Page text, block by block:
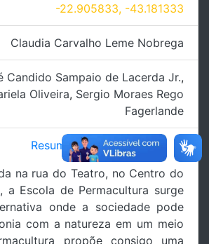
-22.905833, -43.181333
Claudia Carvalho Leme Nobrega
Candido Sampaio de Lacerda Jr.,
Oliveira, Sergio Moraes Rego
Fagerlande
Resumo
na rua do Teatro, no Centro do
a Escola de Permacultura surge
onde a sociedade pode
com a natureza em um meio
propõe consigo uma